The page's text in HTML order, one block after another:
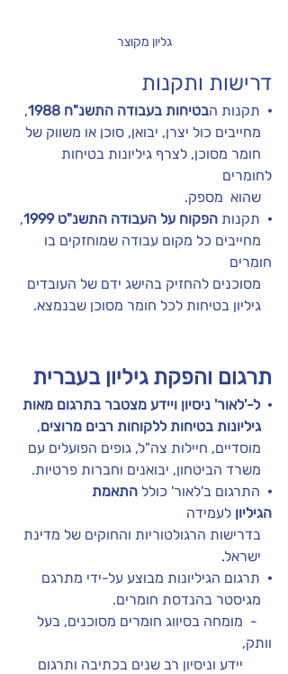
גליון מקוצר
דרישות ותקנות
·
  תקנות ה
בטיחות בעבודה התשנ"ח 1988
,
   חומר מסוכן, לצרף גיליונות בטיחות
לחומרים
·
  תקנות
הפקוח על העבודה התשנ"ט 1999
,
   מחייבים כל מקום עבודה שמוחזקים בו
חומרים
תרגום והפקת גיליון בעברית
· ל-'לאור' ניסיון ויידע מצטבר בתרגום מאות
,
·
  התרגום ב'לאור' כולל
התאמת
הגיליון לעמידה
· תרגום הגיליונות מבוצע על-ידי מתרגם
    -  מומחה בסיווג חומרים מסוכנים, בעל
וותק,